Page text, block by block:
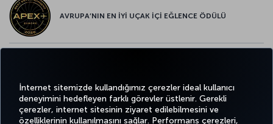
İnternet sitemizde kullandığımız çerezler ideal kullanıcı
deneyimini hedefleyen farklı görevler üstlenir. Gerekli
çerezler, internet sitesinin ziyaret edilebilmesini ve
özelliklerinin kullanılmasını sağlar. Performans çerezleri,
AVRUPA’NIN EN İYİ UÇAK İÇİ EĞLENCE ÖDÜLÜ